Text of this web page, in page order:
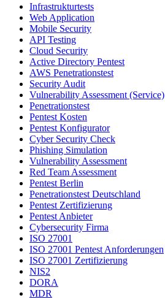
Infrastrukturtests
Web Application
Mobile Security
API Testing
Cloud Security
Active Directory Pentest
AWS Penetrationstest
Security Audit
Vulnerability Assessment (Service)
Penetrationstest
Pentest Kosten
Pentest Konfigurator
Cyber Security Check
Phishing Simulation
Vulnerability Assessment
Red Team Assessment
Pentest Berlin
Penetrationstest Deutschland
Pentest Zertifizierung
Pentest Anbieter
Cybersecurity Firma
ISO 27001
ISO 27001 Pentest Anforderungen
ISO 27001 Zertifizierung
NIS2
DORA
MDR